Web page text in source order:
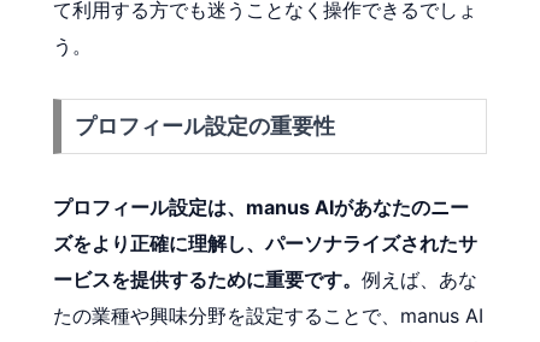
て利用する方でも迷うことなく操作できるでしょ
う。
プロフィール設定の重要性
プロフィール設定は、manus AIがあなたのニー
ズをより正確に理解し、パーソナライズされたサ
ービスを提供するために重要です。 例えば、あな
たの業種や興味分野を設定することで、manus AI